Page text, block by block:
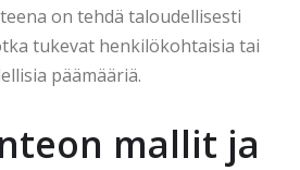
on tehdä taloudellisesti
tukevat henkilökohtaisia tai
päämääriä.
mallit ja